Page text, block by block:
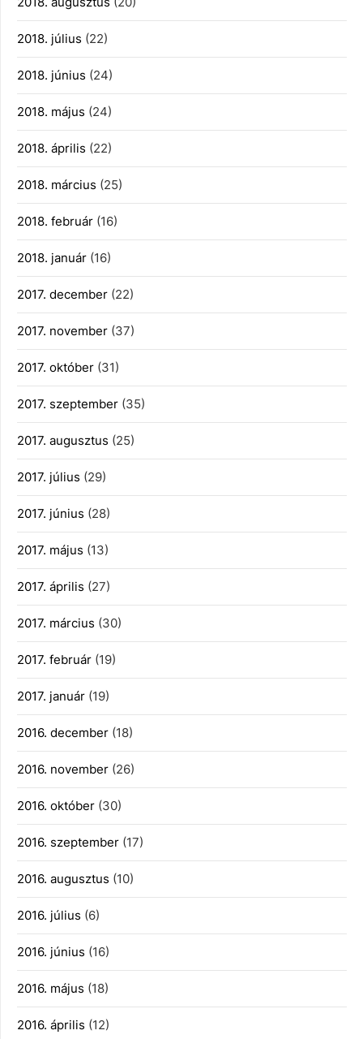
2018. július (22)
2018. június (24)
2018. május (24)
2018. április (22)
2018. március (25)
2018. február (16)
2018. január (16)
2017. december (22)
2017. november (37)
2017. október (31)
2017. szeptember (35)
2017. augusztus (25)
2017. július (29)
2017. június (28)
2017. május (13)
2017. április (27)
2017. március (30)
2017. február (19)
2017. január (19)
2016. december (18)
2016. november (26)
2016. október (30)
2016. szeptember (17)
2016. augusztus (10)
2016. július (6)
2016. június (16)
2016. május (18)
2016. április (12)